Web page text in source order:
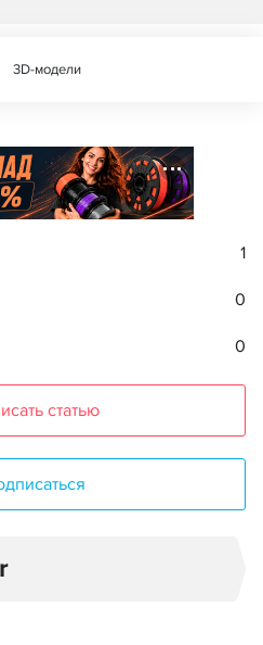
3D-модели
1
0
0
статью